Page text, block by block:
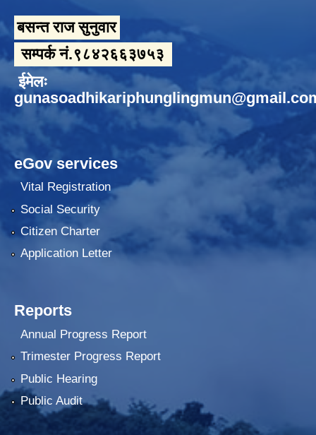
बसन्त राज सुनुवार
सम्पर्क नं.९८४२६६३७५३
ईमेलः
eGov services
Vital Registration
Social Security
Citizen Charter
Application Letter
Reports
Annual Progress Report
Trimester Progress Report
Public Hearing
Public Audit